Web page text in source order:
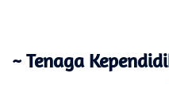
~ Tenaga